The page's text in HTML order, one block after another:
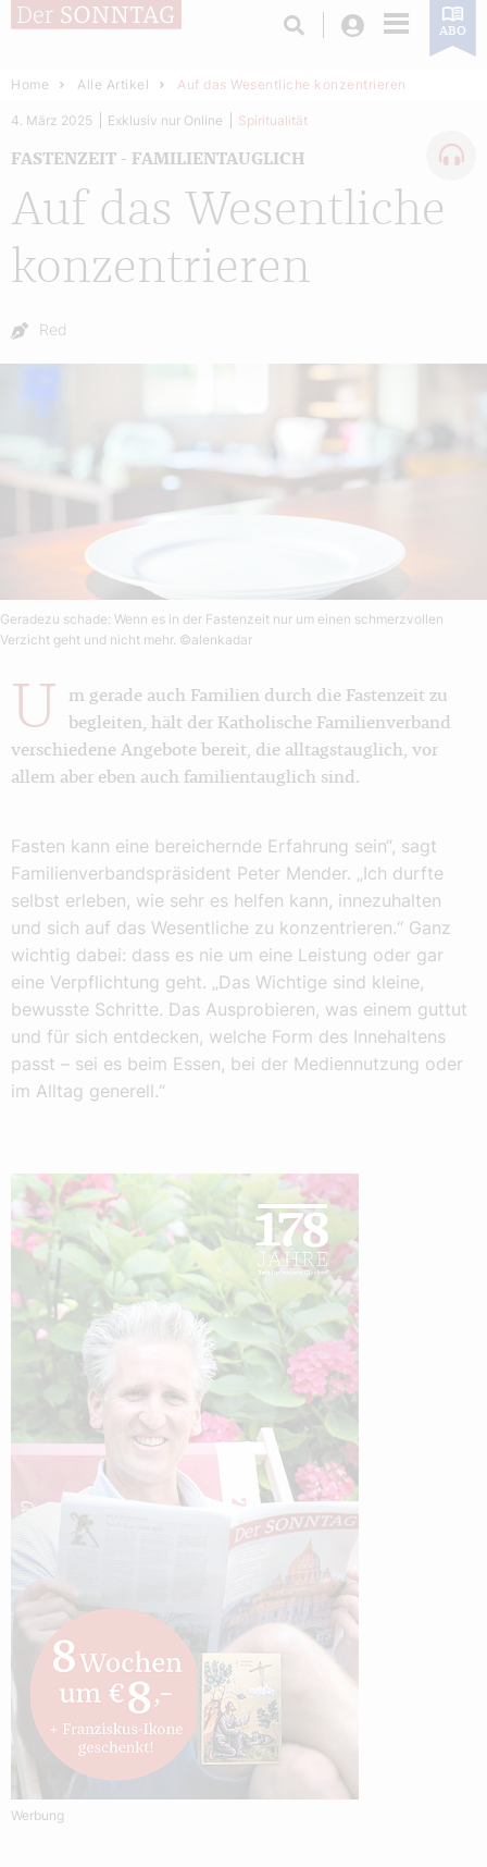
Login ABO
Home Alle Artikel Auf das Wesentliche konzentrieren
Auf das Wesentliche
konzentrieren
FASTENZEIT - FAMILIENTAUGLICH
4. März 2025 Exklusiv nur Online Spiritualität
Autor:
Red
Geradezu schade: Wenn es in der Fastenzeit nur um einen schmerzvollen
Verzicht geht und nicht mehr. ©alenkadar
U
m gerade auch Familien durch die Fastenzeit zu
begleiten, hält der Katholische Familienverband
verschiedene Angebote bereit, die alltagstauglich, vor
allem aber eben auch familientauglich sind.
Fasten kann eine bereichernde Erfahrung sein“, sagt
Familienverbandspräsident Peter Mender. „Ich durfte
selbst erleben, wie sehr es helfen kann, innezuhalten
und sich auf das Wesentliche zu konzentrieren.“ Ganz
wichtig dabei: dass es nie um eine Leistung oder gar
eine Verpflichtung geht. „Das Wichtige sind kleine,
bewusste Schritte. Das Ausprobieren, was einem guttut
und für sich entdecken, welche Form des Innehaltens
passt – sei es beim Essen, bei der Mediennutzung oder
im Alltag generell.“
Werbung